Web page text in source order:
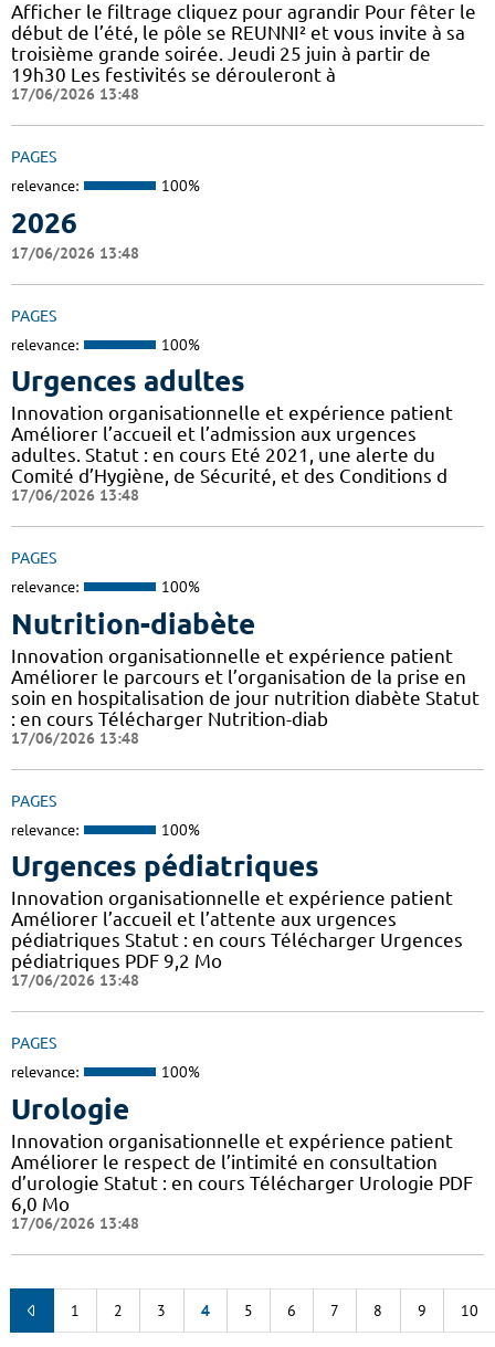
Afficher le filtrage cliquez pour agrandir Pour fêter le
début de l’été, le pôle se REUNNI² et vous invite à sa
troisième grande soirée. Jeudi 25 juin à partir de
19h30 Les festivités se dérouleront à
17/06/2026 13:48
PAGES
relevance: 100%
2026
17/06/2026 13:48
PAGES
relevance: 100%
Urgences adultes
Innovation organisationnelle et expérience patient
Améliorer l’accueil et l’admission aux urgences
adultes. Statut : en cours Eté 2021, une alerte du
Comité d’Hygiène, de Sécurité, et des Conditions d
17/06/2026 13:48
PAGES
relevance: 100%
Nutrition-diabète
Innovation organisationnelle et expérience patient
Améliorer le parcours et l’organisation de la prise en
soin en hospitalisation de jour nutrition diabète Statut
: en cours Télécharger Nutrition-diab
17/06/2026 13:48
PAGES
relevance: 100%
Urgences pédiatriques
Innovation organisationnelle et expérience patient
Améliorer l’accueil et l’attente aux urgences
pédiatriques Statut : en cours Télécharger Urgences
pédiatriques PDF 9,2 Mo
17/06/2026 13:48
PAGES
relevance: 100%
Urologie
Innovation organisationnelle et expérience patient
Améliorer le respect de l’intimité en consultation
d’urologie Statut : en cours Télécharger Urologie PDF
6,0 Mo
17/06/2026 13:48
1 2 3 4 5 6 7 8 9 10